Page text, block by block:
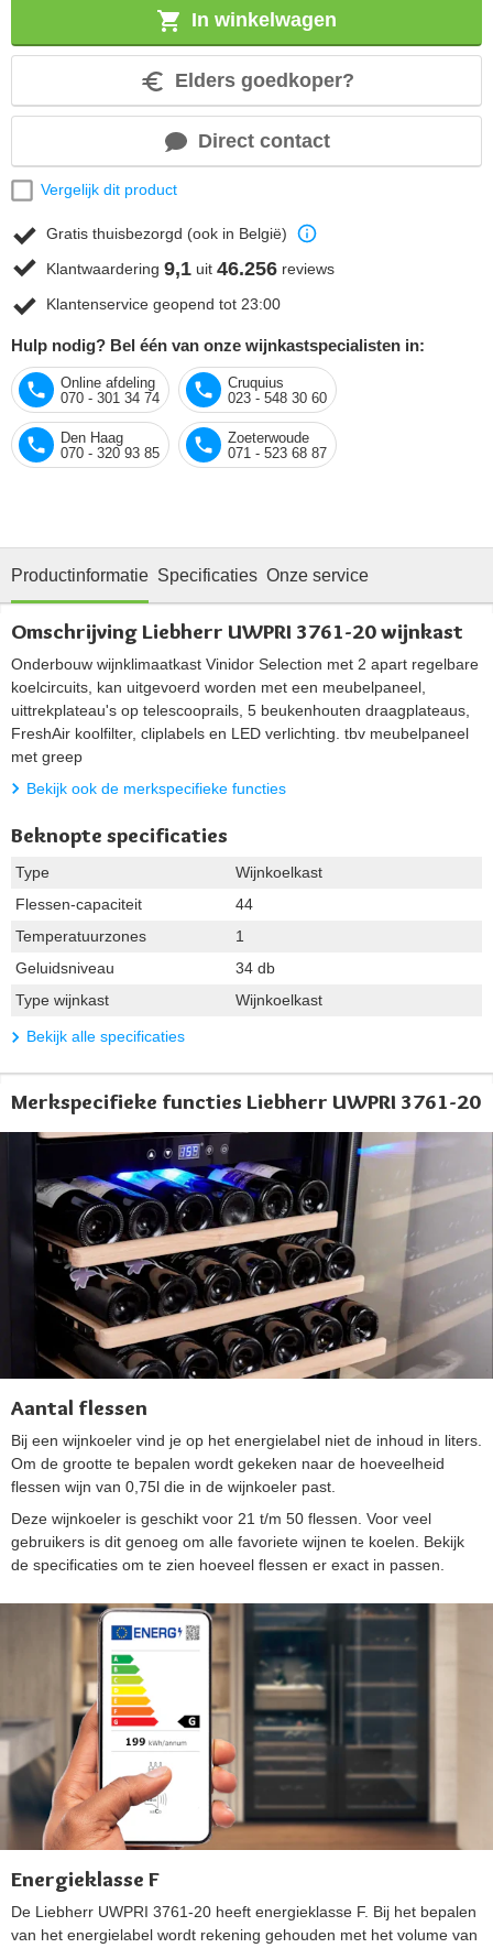
In winkelwagen
Elders goedkoper?
Direct contact
Vergelijk dit product
Gratis thuisbezorgd (ook in België)
Klantwaardering 9,1 uit 46.256 reviews
Klantenservice geopend tot 23:00
Hulp nodig? Bel één van onze wijnkastspecialisten in:
Online afdeling
070 - 301 34 74
Cruquius
023 - 548 30 60
Den Haag
070 - 320 93 85
Zoeterwoude
071 - 523 68 87
Productinformatie Specificaties Onze service
Omschrijving Liebherr UWPRI 3761-20 wijnkast
Onderbouw wijnklimaatkast Vinidor Selection met 2 apart regelbare
koelcircuits, kan uitgevoerd worden met een meubelpaneel,
uittrekplateau's op telescooprails, 5 beukenhouten draagplateaus,
FreshAir koolfilter, cliplabels en LED verlichting. tbv meubelpaneel
met greep
Bekijk ook de merkspecifieke functies
Beknopte specificaties
Type
Wijnkoelkast
Flessen-capaciteit
44
Temperatuurzones
1
Geluidsniveau
34 db
Type wijnkast
Wijnkoelkast
Bekijk alle specificaties
Merkspecifieke functies Liebherr UWPRI 3761-20
Aantal flessen
Bij een wijnkoeler vind je op het energielabel niet de inhoud in liters.
Om de grootte te bepalen wordt gekeken naar de hoeveelheid
flessen wijn van 0,75l die in de wijnkoeler past.
Deze wijnkoeler is geschikt voor 21 t/m 50 flessen. Voor veel
gebruikers is dit genoeg om alle favoriete wijnen te koelen. Bekijk
de specificaties om te zien hoeveel flessen er exact in passen.
Energieklasse F
De Liebherr UWPRI 3761-20 heeft energieklasse F. Bij het bepalen
van het energielabel wordt rekening gehouden met het volume van